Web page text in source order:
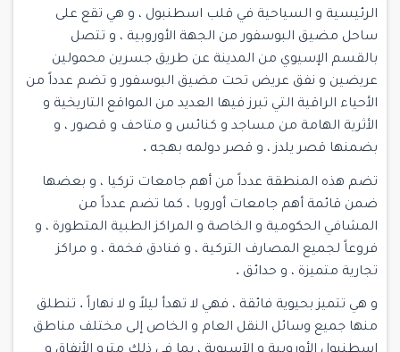
الرئيسية و السياحية في قلب اسطنبول ، و هي تقع على
ساحل مضيق البوسفور من الجهة الأوروبية ، و تتصل
بالقسم الإسيوي من المدينة عن طريق جسرين محمولين
عريضين و نفق عريض تحت مضيق البوسفور و تضم عدداً من
الأحياء الراقية التي تبرز فيها العديد من المواقع التاريخية و
الأثرية الهامة من مساجد و كنائس و متاحف و قصور ، و
بضمنها قصر يلدز ، و قصر دولمه بهجه .
تضم هذه المنطقة عدداً من أهم جامعات تركيا ، و بعضها
ضمن قائمة أهم جامعات أوروبا ، كما تضم عدداً من
المشافي الحكومية و الخاصة و المراكز الطبية المتطورة ، و
فروعاً لجميع المصارف التركية ، و فنادق فخمة ، و مراكز
تجارية متميزة ، و حدائق .
و هي تتميز بحيوية فائقة ، فهي لا تهدأ ليلاً و لا نهاراً . تنطلق
منها جميع وسائل النقل العام و الخاص إلى مختلف مناطق